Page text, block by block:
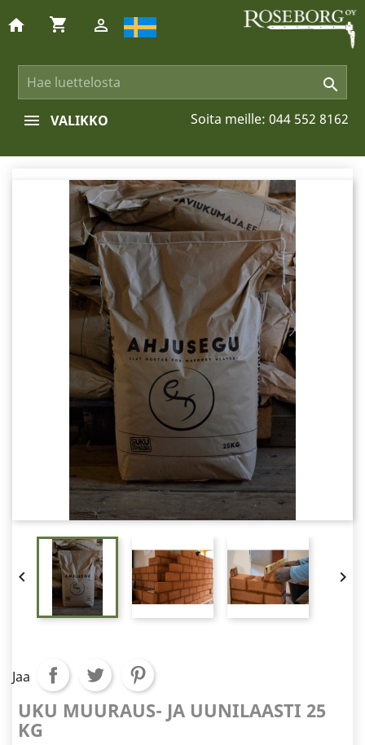

home shopping_cart 
Soita meille: 044 552 8162
VALIKKO
 
Jaa
UKU MUURAUS- JA UUNILAASTI 25
KG